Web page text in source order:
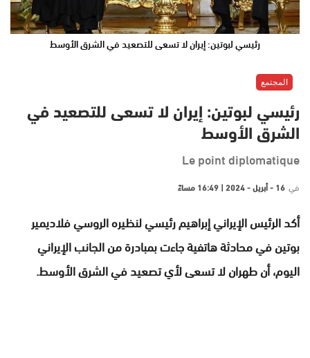
رئيسي لبوتين: إيران لا تسعى للتصعيد في الشرق الأوسط
المجتمع
رئيسي لبوتين: إيران لا تسعى للتصعيد في
الشرق الأوسط
Le point diplomatique
في 16 - أبريل - 2024 | 16:49 مساءً
أكد الرئيس الإيراني إبراهيم رئيسي لنظيره الروسي فلاديمير
بوتين في محادثة هاتفية جاءت بمبادرة من الجانب الإيراني
اليوم، أن طهران لا تسعى لأي تصعيد في الشرق الأوسط.